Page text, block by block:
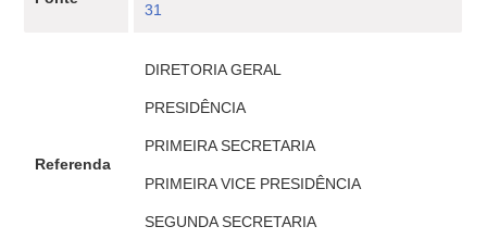
31
Referenda
DIRETORIA GERAL
PRESIDÊNCIA
PRIMEIRA SECRETARIA
PRIMEIRA VICE PRESIDÊNCIA
SEGUNDA SECRETARIA